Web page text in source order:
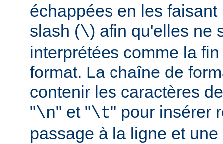
échappées en les
slash (\) afin qu'elles ne
interprétées comme la
format. La chaîne de
contenir les caractères
"\n" et "\t" pour insérer
passage à la ligne et